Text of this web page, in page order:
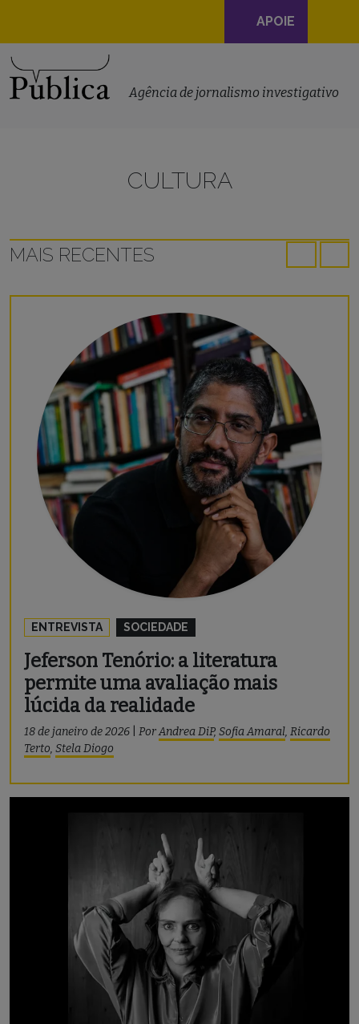
Navegação
principal
APOIE
Agência de jornalismo investigativo
CULTURA
MAIS RECENTES
ENTREVISTA SOCIEDADE
Jeferson Tenório: a literatura
permite uma avaliação mais
lúcida da realidade
18 de janeiro de 2026 PorAndrea DiP, Sofia Amaral, Ricardo
Terto, Stela Diogo